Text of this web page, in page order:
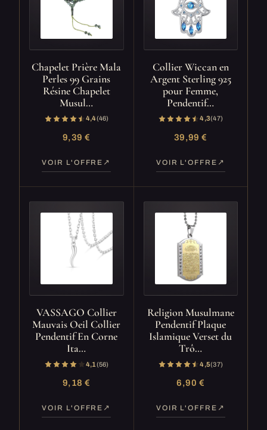
Chapelet Prière Mala
Perles 99 Grains
Résine Chapelet
Musul…
4,4(46)
9,39 €
VOIR L'OFFRE
Collier Wiccan en
Argent Sterling 925
pour Femme,
Pendentif…
4,3(47)
39,99 €
VOIR L'OFFRE
VASSAGO Collier
Mauvais Oeil Collier
Pendentif En Corne
Ita…
4,1(56)
9,18 €
VOIR L'OFFRE
Religion Musulmane
Pendentif Plaque
Islamique Verset du
Trô…
4,5(37)
6,90 €
VOIR L'OFFRE